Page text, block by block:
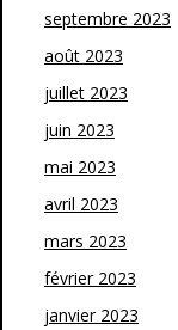
septembre 2023
août 2023
juillet 2023
juin 2023
mai 2023
avril 2023
mars 2023
février 2023
janvier 2023